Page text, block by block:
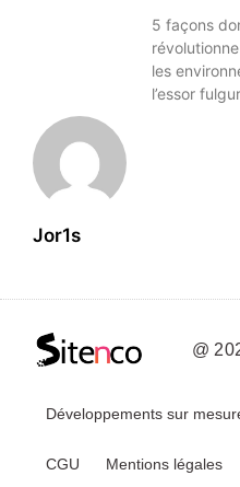
Jor1s
5 façons
les
l’essor
@
Développements sur
CGU Mentions légales